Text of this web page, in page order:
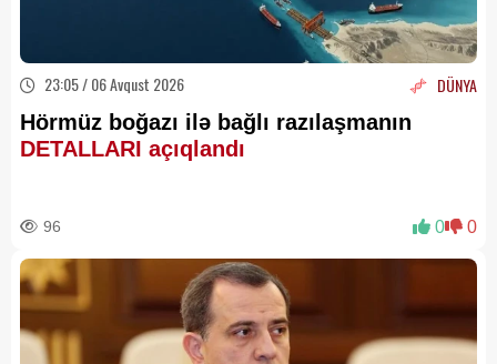
23:05 / 06 Avqust 2026 DÜNYA
Hörmüz boğazı ilə bağlı razılaşmanın
DETALLARI açıqlandı
96 0 0